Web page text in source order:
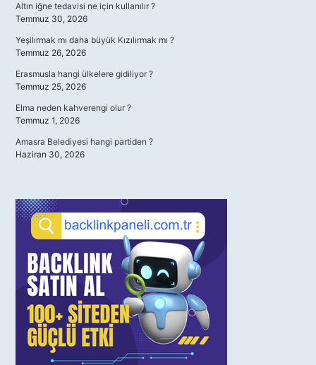
Altın iğne tedavisi ne için kullanılır ?
Temmuz 30, 2026
Yeşilırmak mı daha büyük Kızılırmak mı ?
Temmuz 26, 2026
Erasmusla hangi ülkelere gidiliyor ?
Temmuz 25, 2026
Elma neden kahverengi olur ?
Temmuz 1, 2026
Amasra Belediyesi hangi partiden ?
Haziran 30, 2026